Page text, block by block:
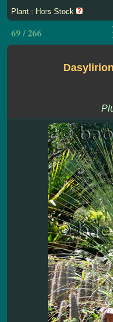
Plant : Hors Stock
69 / 266